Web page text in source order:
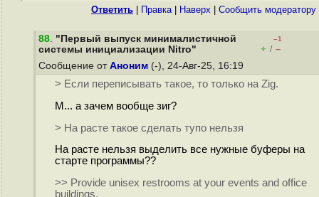
Ответить Правка| Наверх Cообщить модератору
88. "Первый выпуск минималистичной
системы инициализации Nitro"
–1
+ / –
Сообщение от Аноним (-), 24-Авг-25, 16:19
> Если переписывать такое, то только на Zig.
М... а зачем вообще зиг?
> На расте такое сделать тупо нельзя
На расте нельзя выделить все нужные буферы на
старте программы??
>> Provide unisex restrooms at your events and office
buildings.